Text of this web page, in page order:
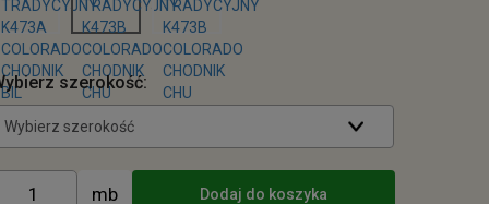
szerokość:
Wybierz szerokość
Dodaj do koszyka